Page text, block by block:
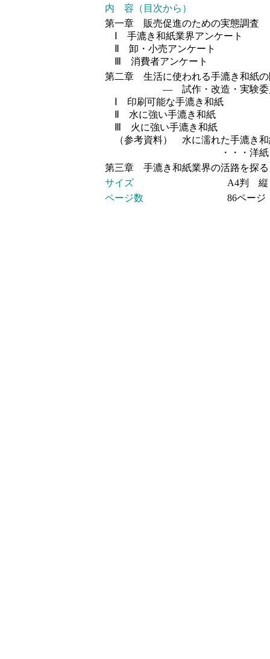
内 容（目次から）
第一章 販売促進のための実態調査
Ⅰ 手漉き和紙業界アンケート
Ⅱ 卸・小売アンケート
Ⅲ 消費者アンケート
第二章 生活に使われる手漉き和紙の
― 試作・改造・実験委
Ⅰ 印刷可能な手漉き和紙
Ⅱ 水に強い手漉き和紙
Ⅲ 火に強い手漉き和紙
（参考資料） 水に濡れた手漉き和
・・・洋紙と比
第三章 手漉き和紙業界の活路を探る
サイズ
A4判 縦
ページ数
86ページ